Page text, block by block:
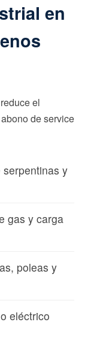
en
el
de service
y
gas y carga
poleas y
eléctrico